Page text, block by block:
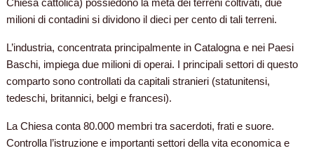
Chiesa cattolica) possiedono la metà dei terreni coltivati, due
milioni di contadini si dividono il dieci per cento di tali terreni.
L’industria, concentrata principalmente in Catalogna e nei Paesi
Baschi, impiega due milioni di operai. I principali settori di questo
comparto sono controllati da capitali stranieri (statunitensi,
tedeschi, britannici, belgi e francesi).
La Chiesa conta 80.000 membri tra sacerdoti, frati e suore.
Controlla l’istruzione e importanti settori della vita economica e